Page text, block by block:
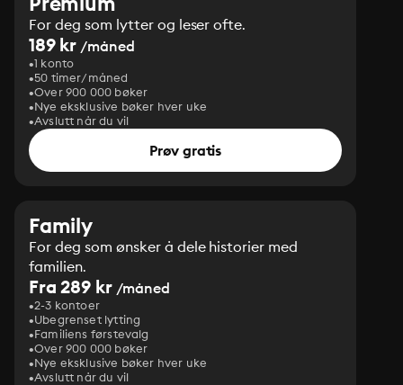
For deg som lytter og leser ofte.
189 kr /måned
1 konto
50 timer/måned
Over 900 000 bøker
Nye eksklusive bøker hver uke
Avslutt når du vil
Prøv gratis
Family
For deg som ønsker å dele historier med
familien.
Fra 289 kr/måned
2-3 kontoer
Ubegrenset lytting
Familiens førstevalg
Over 900 000 bøker
Nye eksklusive bøker hver uke
Avslutt når du vil